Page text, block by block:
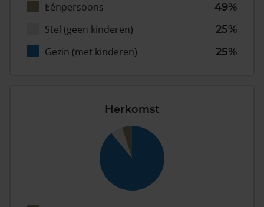
Eénpersoons
49%
Stel (geen kinderen)
25%
Gezin (met kinderen)
25%
Herkomst